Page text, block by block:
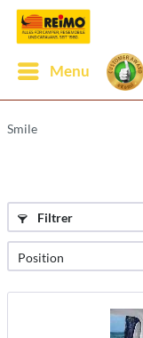
Menu
Smile
Filtrer